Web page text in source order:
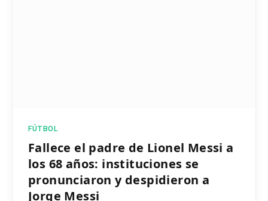
FÚTBOL
Fallece el padre de Lionel Messi a
los 68 años: instituciones se
pronunciaron y despidieron a
Jorge Messi